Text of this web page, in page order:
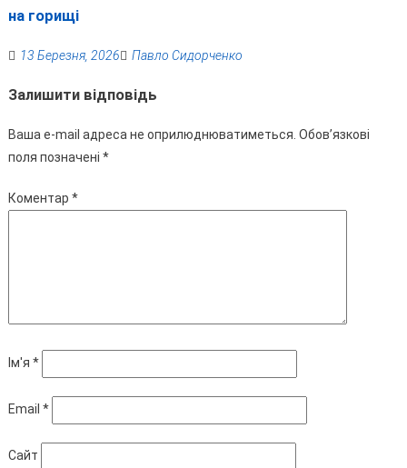
на горищі
13 Березня, 2026 Павло Сидорченко
Залишити відповідь
Ваша e-mail адреса не оприлюднюватиметься. Обов’язкові
поля позначені *
Коментар *
Ім'я *
Email *
Сайт